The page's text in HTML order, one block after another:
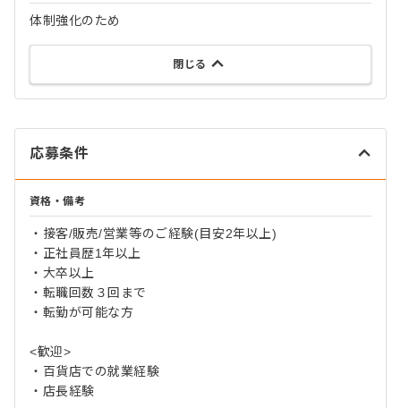
体制強化のため
閉じる
応募条件
資格・備考
・接客/販売/営業等のご経験(目安2年以上)
・正社員歴1年以上
・大卒以上
・転職回数３回まで
・転勤が可能な方
<歓迎>
・百貨店での就業経験
・店長経験